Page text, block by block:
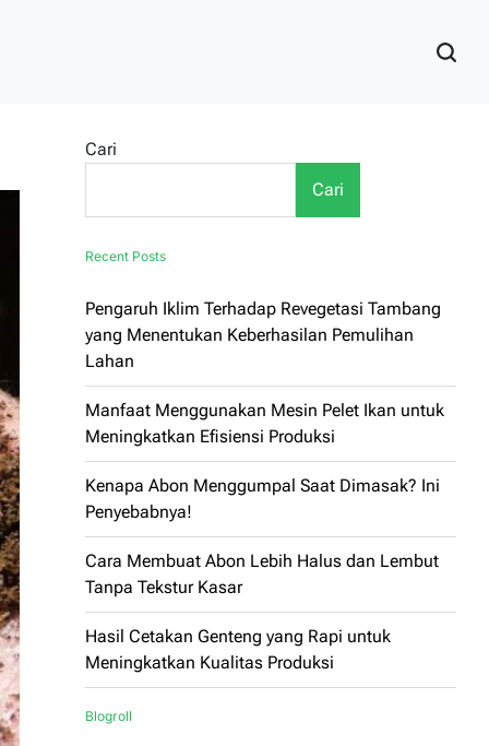
Cari
Cari
Recent Posts
Pengaruh Iklim Terhadap Revegetasi Tambang
yang Menentukan Keberhasilan Pemulihan
Lahan
Manfaat Menggunakan Mesin Pelet Ikan untuk
Meningkatkan Efisiensi Produksi
Kenapa Abon Menggumpal Saat Dimasak? Ini
Penyebabnya!
Cara Membuat Abon Lebih Halus dan Lembut
Tanpa Tekstur Kasar
Hasil Cetakan Genteng yang Rapi untuk
Meningkatkan Kualitas Produksi
Blogroll